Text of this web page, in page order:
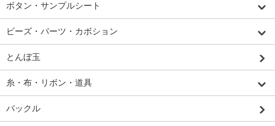
ボタン・サンプルシート
ビーズ・パーツ・カボション
とんぼ玉
糸・布・リボン・道具
バックル